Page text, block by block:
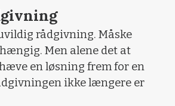
rådgivning. Måske
Men alene det at
en løsning frem for en
ikke længere er